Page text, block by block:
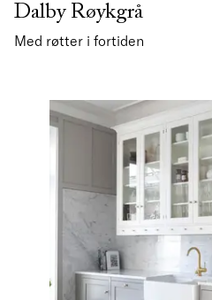
Dalby Røykgrå
Med røtter i fortiden